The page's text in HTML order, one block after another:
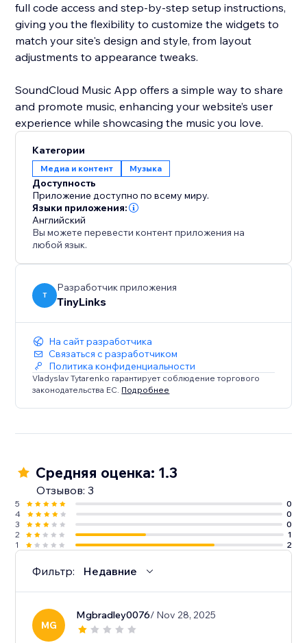
full code access and step-by-step setup instructions,
giving you the flexibility to customize the widgets to
match your site's design and style, from layout
adjustments to appearance tweaks.
SoundCloud Music App offers a simple way to share
and promote music, enhancing your website’s user
Категории
Медиа и контент Музыка
Доступность
Приложение доступно по всему миру.
Языки приложения:
Английский
Вы можете перевести контент приложения на
любой язык.
T
Разработчик приложения
TinyLinks
На сайт разработчика
Связаться с разработчиком
Политика конфиденциальности
Vladyslav Tytarenko гарантирует соблюдение торгового
законодательства ЕС. Подробнее
Средняя оценка: 1.3
Отзывов: 3
5
0
4
0
3
0
2
1
1
2
Фильтр: Недавние
MG
Mgbradley0076/ Nov 28, 2025